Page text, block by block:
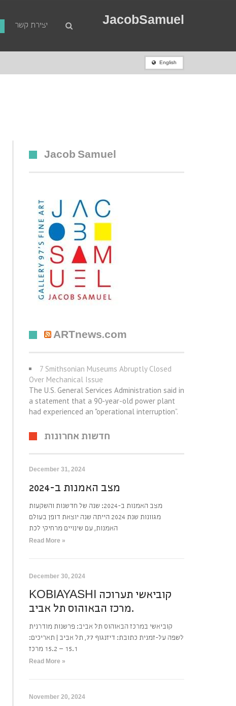
JacobSamuel יצירת קשר
English
Jacob Samuel
ARTnews.com
7 Smithsonian Museums Abruptly Closed
Over Mechanical Issue
The U.S. General Services Administration said in
a statement that a 90-year-old power plant
had experienced an "operational interruption”.
חדשות אחרונות
December 31, 2024
מצב האמנות ב-2024
מצב האמנות ב-2024: שנה של חדשנות והשקעות
מגוונות שנת 2024 הייתה שנה יוצאת דופן בעולם
האמנות, עם שינויים מרחיקי לכת
Read More »
December 30, 2024
KOBIAYASHI קוביאשי תערוכה
מרכז הבאוהוס תל אביב.
קוביאשי במרכז הבאוהוס תל אביב: פרשנות מודרנית
לשפה על-זמנית כתובת: דיזנגוף 77, תל אביב | תאריכים:
15.1 – 15.2 מרכז
Read More »
November 20, 2024